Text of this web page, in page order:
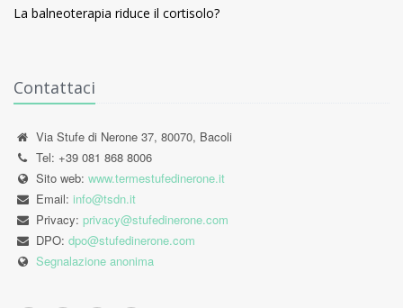
La balneoterapia riduce il cortisolo?
Contattaci
Via Stufe di Nerone 37, 80070, Bacoli
Tel: +39 081 868 8006
Sito web: www.termestufedinerone.it
Email: info@tsdn.it
Privacy: privacy@stufedinerone.com
DPO: dpo@stufedinerone.com
Segnalazione anonima